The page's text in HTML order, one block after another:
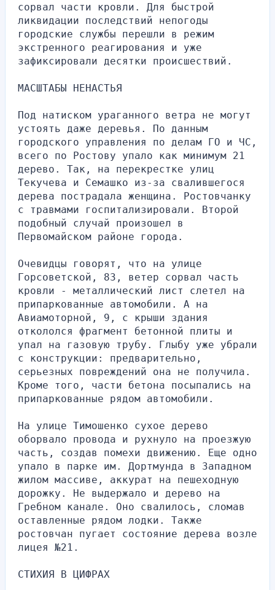
сорвал части кровли. Для быстрой
ликвидации последствий непогоды
городские службы перешли в режим
экстренного реагирования и уже
зафиксировали десятки происшествий.
МАСШТАБЫ НЕНАСТЬЯ
Под натиском ураганного ветра не могут
устоять даже деревья. По данным
городского управления по делам ГО и ЧС,
всего по Ростову упало как минимум 21
дерево. Так, на перекрестке улиц
Текучева и Семашко из-за свалившегося
дерева пострадала женщина. Ростовчанку
с травмами госпитализировали. Второй
подобный случай произошел в
Первомайском районе города.
Очевидцы говорят, что на улице
Горсоветской, 83, ветер сорвал часть
кровли - металлический лист слетел на
припаркованные автомобили. А на
Авиамоторной, 9, с крыши здания
откололся фрагмент бетонной плиты и
упал на газовую трубу. Глыбу уже убрали
с конструкции: предварительно,
серьезных повреждений она не получила.
Кроме того, части бетона посыпались на
припаркованные рядом автомобили.
На улице Тимошенко сухое дерево
оборвало провода и рухнуло на проезжую
часть, создав помехи движению. Еще одно
упало в парке им. Дортмунда в Западном
жилом массиве, аккурат на пешеходную
дорожку. Не выдержало и дерево на
Гребном канале. Оно свалилось, сломав
оставленные рядом лодки. Также
ростовчан пугает состояние дерева возле
лицея №21.
СТИХИЯ В ЦИФРАХ